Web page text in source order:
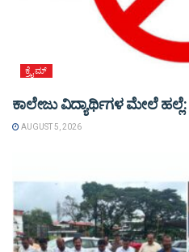
ಕ್ರೈಮ್
ಕಾಲೇಜು ವಿದ್ಯಾರ್ಥಿಗಳ ಮೇಲೆ
AUGUST 5, 2026